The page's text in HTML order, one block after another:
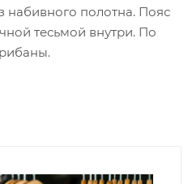
набивного полотна. Пояс
тесьмой внутри. По